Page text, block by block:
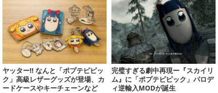
ヤッター!! なんと「ポプテピピッ
ク」高級レザーグッズが登場、カ
ードケースやキーチェーンなど
完璧すぎる劇中再現ー『スカイリ
ム』に「ポプテピピック」パロデ
ィ逆輸入MODが誕生